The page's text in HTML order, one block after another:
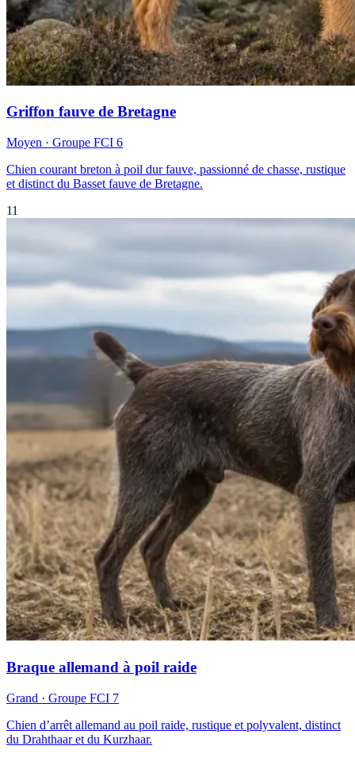
Griffon fauve de Bretagne
Moyen · Groupe FCI 6
Chien courant breton à poil dur fauve, passionné de chasse, rustique
et distinct du Basset fauve de Bretagne.
11
Braque allemand à poil raide
Grand · Groupe FCI 7
Chien d’arrêt allemand au poil raide, rustique et polyvalent, distinct
du Drahthaar et du Kurzhaar.